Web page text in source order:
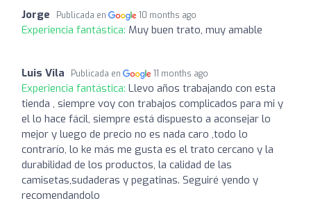
Jorge Publicada en 10 months ago
Experiencia fantástica: Muy buen trato, muy amable
Luis Vila Publicada en 11 months ago
Experiencia fantástica: Llevo años trabajando con esta
tienda , siempre voy con trabajos complicados para mi y
el lo hace fácil, siempre está dispuesto a aconsejar lo
mejor y luego de precio no es nada caro ,todo lo
contrarío, lo ke más me gusta es el trato cercano y la
durabilidad de los productos, la calidad de las
camisetas,sudaderas y pegatinas. Seguiré yendo y
recomendandolo